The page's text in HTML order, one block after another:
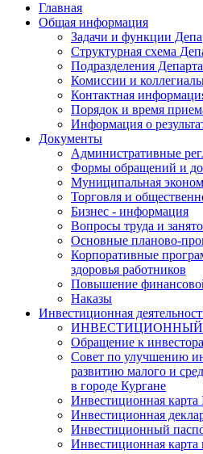
Главная
Общая информация
Задачи и функции
Структурная схема
Подразделения
Комиссии и
Контактная
Порядок и время
Информация о
Документы
Административные
Формы обращений и
Муниципальная
Торговля и
Бизнес - информация
Вопросы труда и
Основные планово-
Корпоративные
здоровья работников
Повышение
Наказы
Инвестиционная
Обращение к
Совет по улучшению
развитию малого и
в городе Кургане
Инвестиционная карта
Инвестиционная
Инвестиционный
Инвестиционная карта